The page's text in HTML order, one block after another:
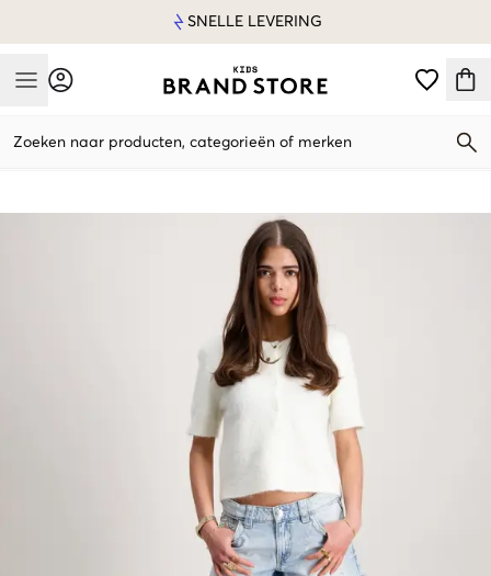
SNELLE LEVERING
Mobile Menu
Zoeken naar producten, categorieën of merken